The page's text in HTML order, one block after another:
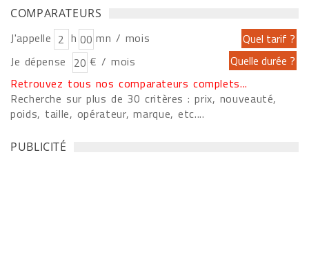
COMPARATEURS
J'appelle h
mn / mois
Je dépense
€ / mois
Retrouvez tous nos comparateurs complets...
Recherche sur plus de 30 critères : prix, nouveauté,
poids, taille, opérateur, marque, etc....
PUBLICITÉ